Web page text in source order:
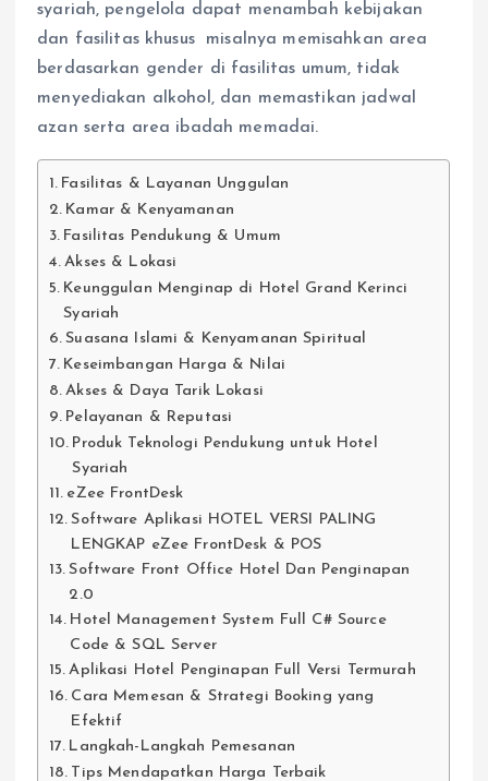
syariah, pengelola dapat menambah kebijakan
dan fasilitas khusus misalnya memisahkan area
berdasarkan gender di fasilitas umum, tidak
menyediakan alkohol, dan memastikan jadwal
azan serta area ibadah memadai.
Fasilitas & Layanan Unggulan
Kamar & Kenyamanan
Fasilitas Pendukung & Umum
Akses & Lokasi
Keunggulan Menginap di Hotel Grand Kerinci
Syariah
Suasana Islami & Kenyamanan Spiritual
Keseimbangan Harga & Nilai
Akses & Daya Tarik Lokasi
Pelayanan & Reputasi
Produk Teknologi Pendukung untuk Hotel
Syariah
eZee FrontDesk
Software Aplikasi HOTEL VERSI PALING
LENGKAP eZee FrontDesk & POS
Software Front Office Hotel Dan Penginapan
2.0
Hotel Management System Full C# Source
Code & SQL Server
Aplikasi Hotel Penginapan Full Versi Termurah
Cara Memesan & Strategi Booking yang
Efektif
Langkah-Langkah Pemesanan
Tips Mendapatkan Harga Terbaik